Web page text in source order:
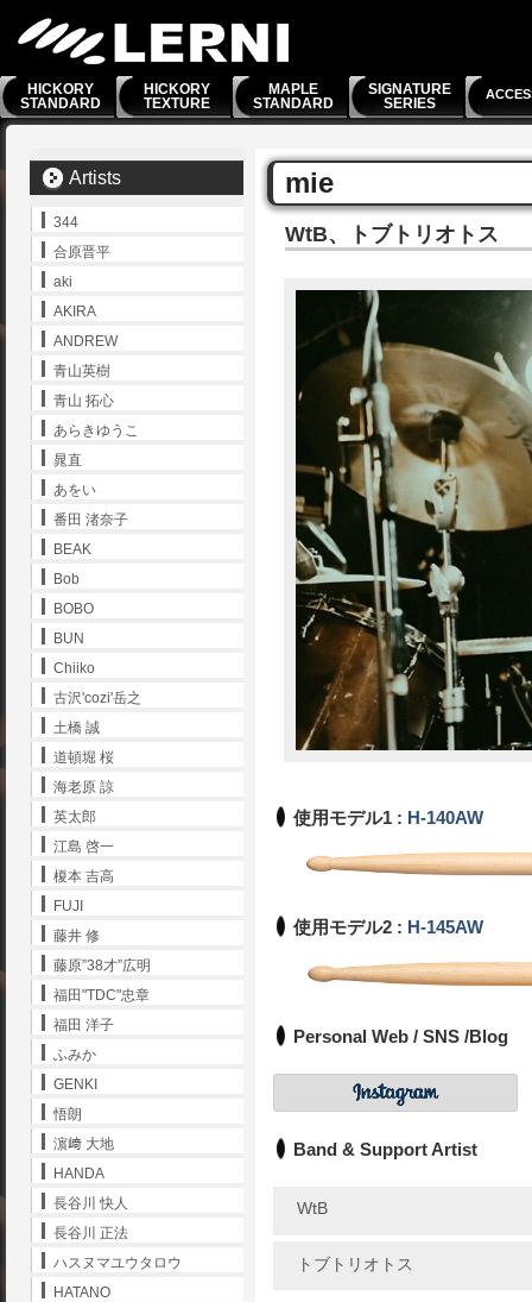
HICKORY
STANDARD
HICKORY
TEXTURE
MAPLE
STANDARD
SIGNATURE
SERIES
mie
WtB、トブトリオトス
使用モデル1 : H-140AW
使用モデル2 : H-145AW
Personal Web / SNS /Blog
Band & Support Artist
WtB
トブトリオトス
Artists
344
合原晋平
aki
AKIRA
ANDREW
青山英樹
青山 拓心
あらきゆうこ
晁直
あをい
番田 渚奈子
BEAK
Bob
BOBO
BUN
Chiiko
古沢'cozi'岳之
土橋 誠
道頓堀 桜
海老原 諒
英太郎
江島 啓一
榎本 吉高
FUJI
藤井 修
藤原”38才”広明
福田"TDC"忠章
福田 洋子
ふみか
GENKI
悟朗
濵﨑 大地
HANDA
長谷川 快人
長谷川 正法
ハスヌマユウタロウ
HATANO